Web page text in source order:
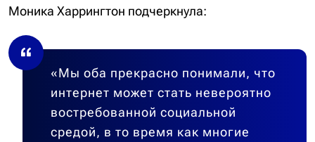
Моника Харрингтон подчеркнула:
«Мы оба прекрасно понимали, что
интернет может стать невероятно
востребованной социальной
средой, в то время как многие